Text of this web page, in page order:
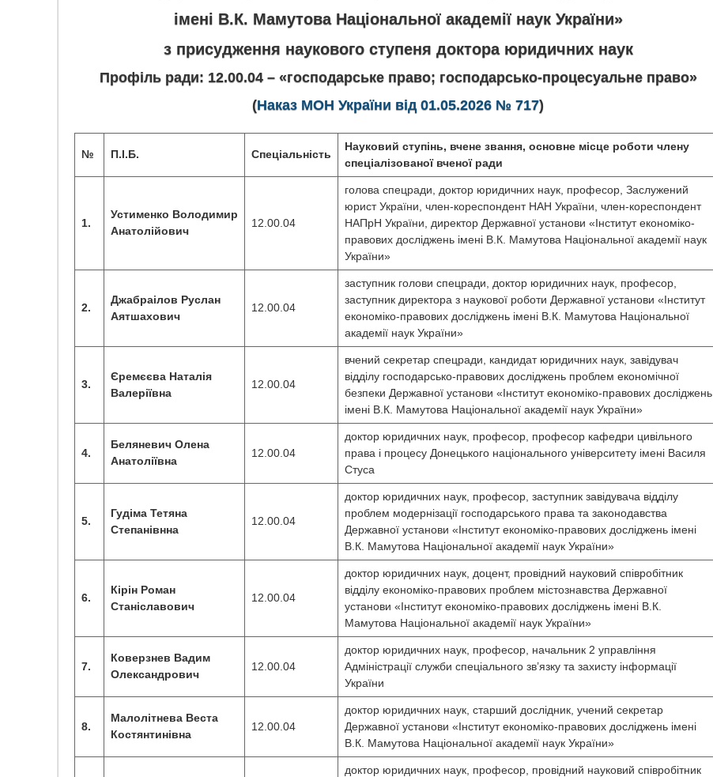
імені В.К. Мамутова Національної академії наук України»
з присудження наукового ступеня доктора юридичних наук
Профіль ради: 12.00.04 – «господарське право; господарсько-процесуальне право»
(Наказ МОН України від 01.05.2026 № 717)
№ П.І.Б. Спеціальність
Науковий ступінь, вчене звання, основне місце роботи члену
спеціалізованої вченої ради
1.
Устименко Володимир
Анатолійович
12.00.04
голова спецради, доктор юридичних наук, професор, Заслужений
юрист України, член-кореспондент НАН України, член-кореспондент
НАПрН України, директор Державної установи «Інститут економіко-
правових досліджень імені В.К. Мамутова Національної академії наук
України»
2.
Джабраілов Руслан
Аятшахович
12.00.04
заступник голови спецради, доктор юридичних наук, професор,
заступник директора з наукової роботи Державної установи «Інститут
економіко-правових досліджень імені В.К. Мамутова Національної
академії наук України»
3.
Єремєєва Наталія
Валеріївна
12.00.04
вчений секретар спецради, кандидат юридичних наук, завідувач
відділу господарсько-правових досліджень проблем економічної
безпеки Державної установи «Інститут економіко-правових досліджень
імені В.К. Мамутова Національної академії наук України»
4.
Беляневич Олена
Анатоліївна
12.00.04
доктор юридичних наук, професор, професор кафедри цивільного
права і процесу Донецького національного університету імені Василя
Стуса
5.
Гудіма Тетяна
Степанівнна
12.00.04
доктор юридичних наук, професор, заступник завідувача відділу
проблем модернізації господарського права та законодавства
Державної установи «Інститут економіко-правових досліджень імені
В.К. Мамутова Національної академії наук України»
6.
Кірін Роман
Станіславович
12.00.04
доктор юридичних наук, доцент, провідний науковий співробітник
відділу економіко-правових проблем містознавства Державної
установи «Інститут економіко-правових досліджень імені В.К.
Мамутова Національної академії наук України»
7.
Коверзнев Вадим
Олександрович
12.00.04
доктор юридичних наук, професор, начальник 2 управління
Адміністрації служби спеціального зв’язку та захисту інформації
України
8.
Малолітнева Веста
Костянтинівна
12.00.04
доктор юридичних наук, старший дослідник, учений секретар
Державної установи «Інститут економіко-правових досліджень імені
В.К. Мамутова Національної академії наук України»
доктор юридичних наук, професор, провідний науковий співробітник